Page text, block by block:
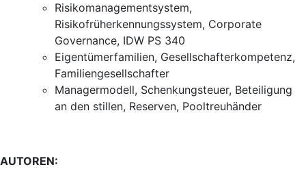
Risikomanagementsystem,
Risikofrüherkennungssystem, Corporate
Governance, IDW PS 340
Eigentümerfamilien, Gesellschafterkompetenz,
Familiengesellschafter
Managermodell, Schenkungsteuer, Beteiligung
an den stillen, Reserven, Pooltreuhänder
AUTOREN: